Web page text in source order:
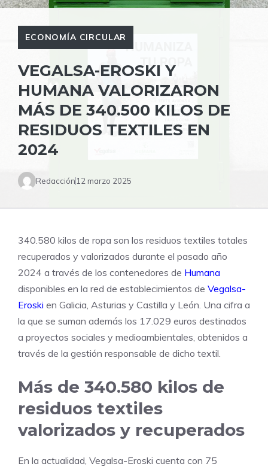
ECONOMÍA CIRCULAR
VEGALSA-EROSKI Y
HUMANA VALORIZARON
MÁS DE 340.500 KILOS DE
RESIDUOS TEXTILES EN
2024
Redacción 12 marzo 2025
340.580 kilos de ropa son los residuos textiles totales
recuperados y valorizados durante el pasado año
2024 a través de los contenedores de Humana
disponibles en la red de establecimientos de Vegalsa-
Eroski en Galicia, Asturias y Castilla y León. Una cifra a
la que se suman además los 17.029 euros destinados
a proyectos sociales y medioambientales, obtenidos a
través de la gestión responsable de dicho textil.
Más de 340.580 kilos de
residuos textiles
valorizados y recuperados
En la actualidad, Vegalsa-Eroski cuenta con 75